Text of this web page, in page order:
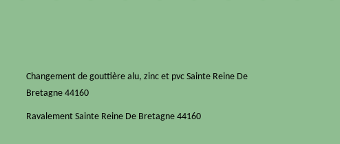
Changement de gouttière alu, zinc et pvc Sainte Reine De
Bretagne 44160
Ravalement Sainte Reine De Bretagne 44160